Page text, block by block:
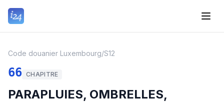
Code douanier Luxembourg/S12
66 CHAPITRE
PARAPLUIES, OMBRELLES,